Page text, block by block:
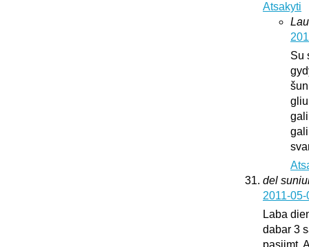
Atsakyti
Su
del
2011-
Laba
dabar 3
pasiimt.